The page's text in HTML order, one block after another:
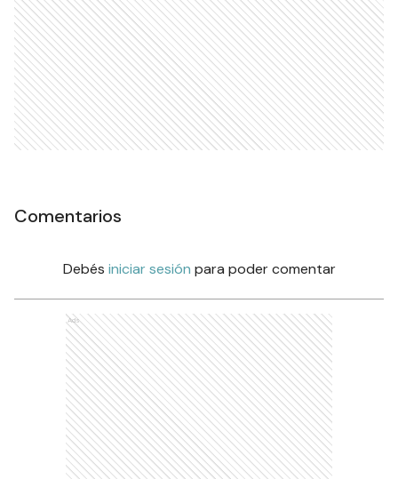
Comentarios
Debés iniciar sesión para poder comentar
Ads